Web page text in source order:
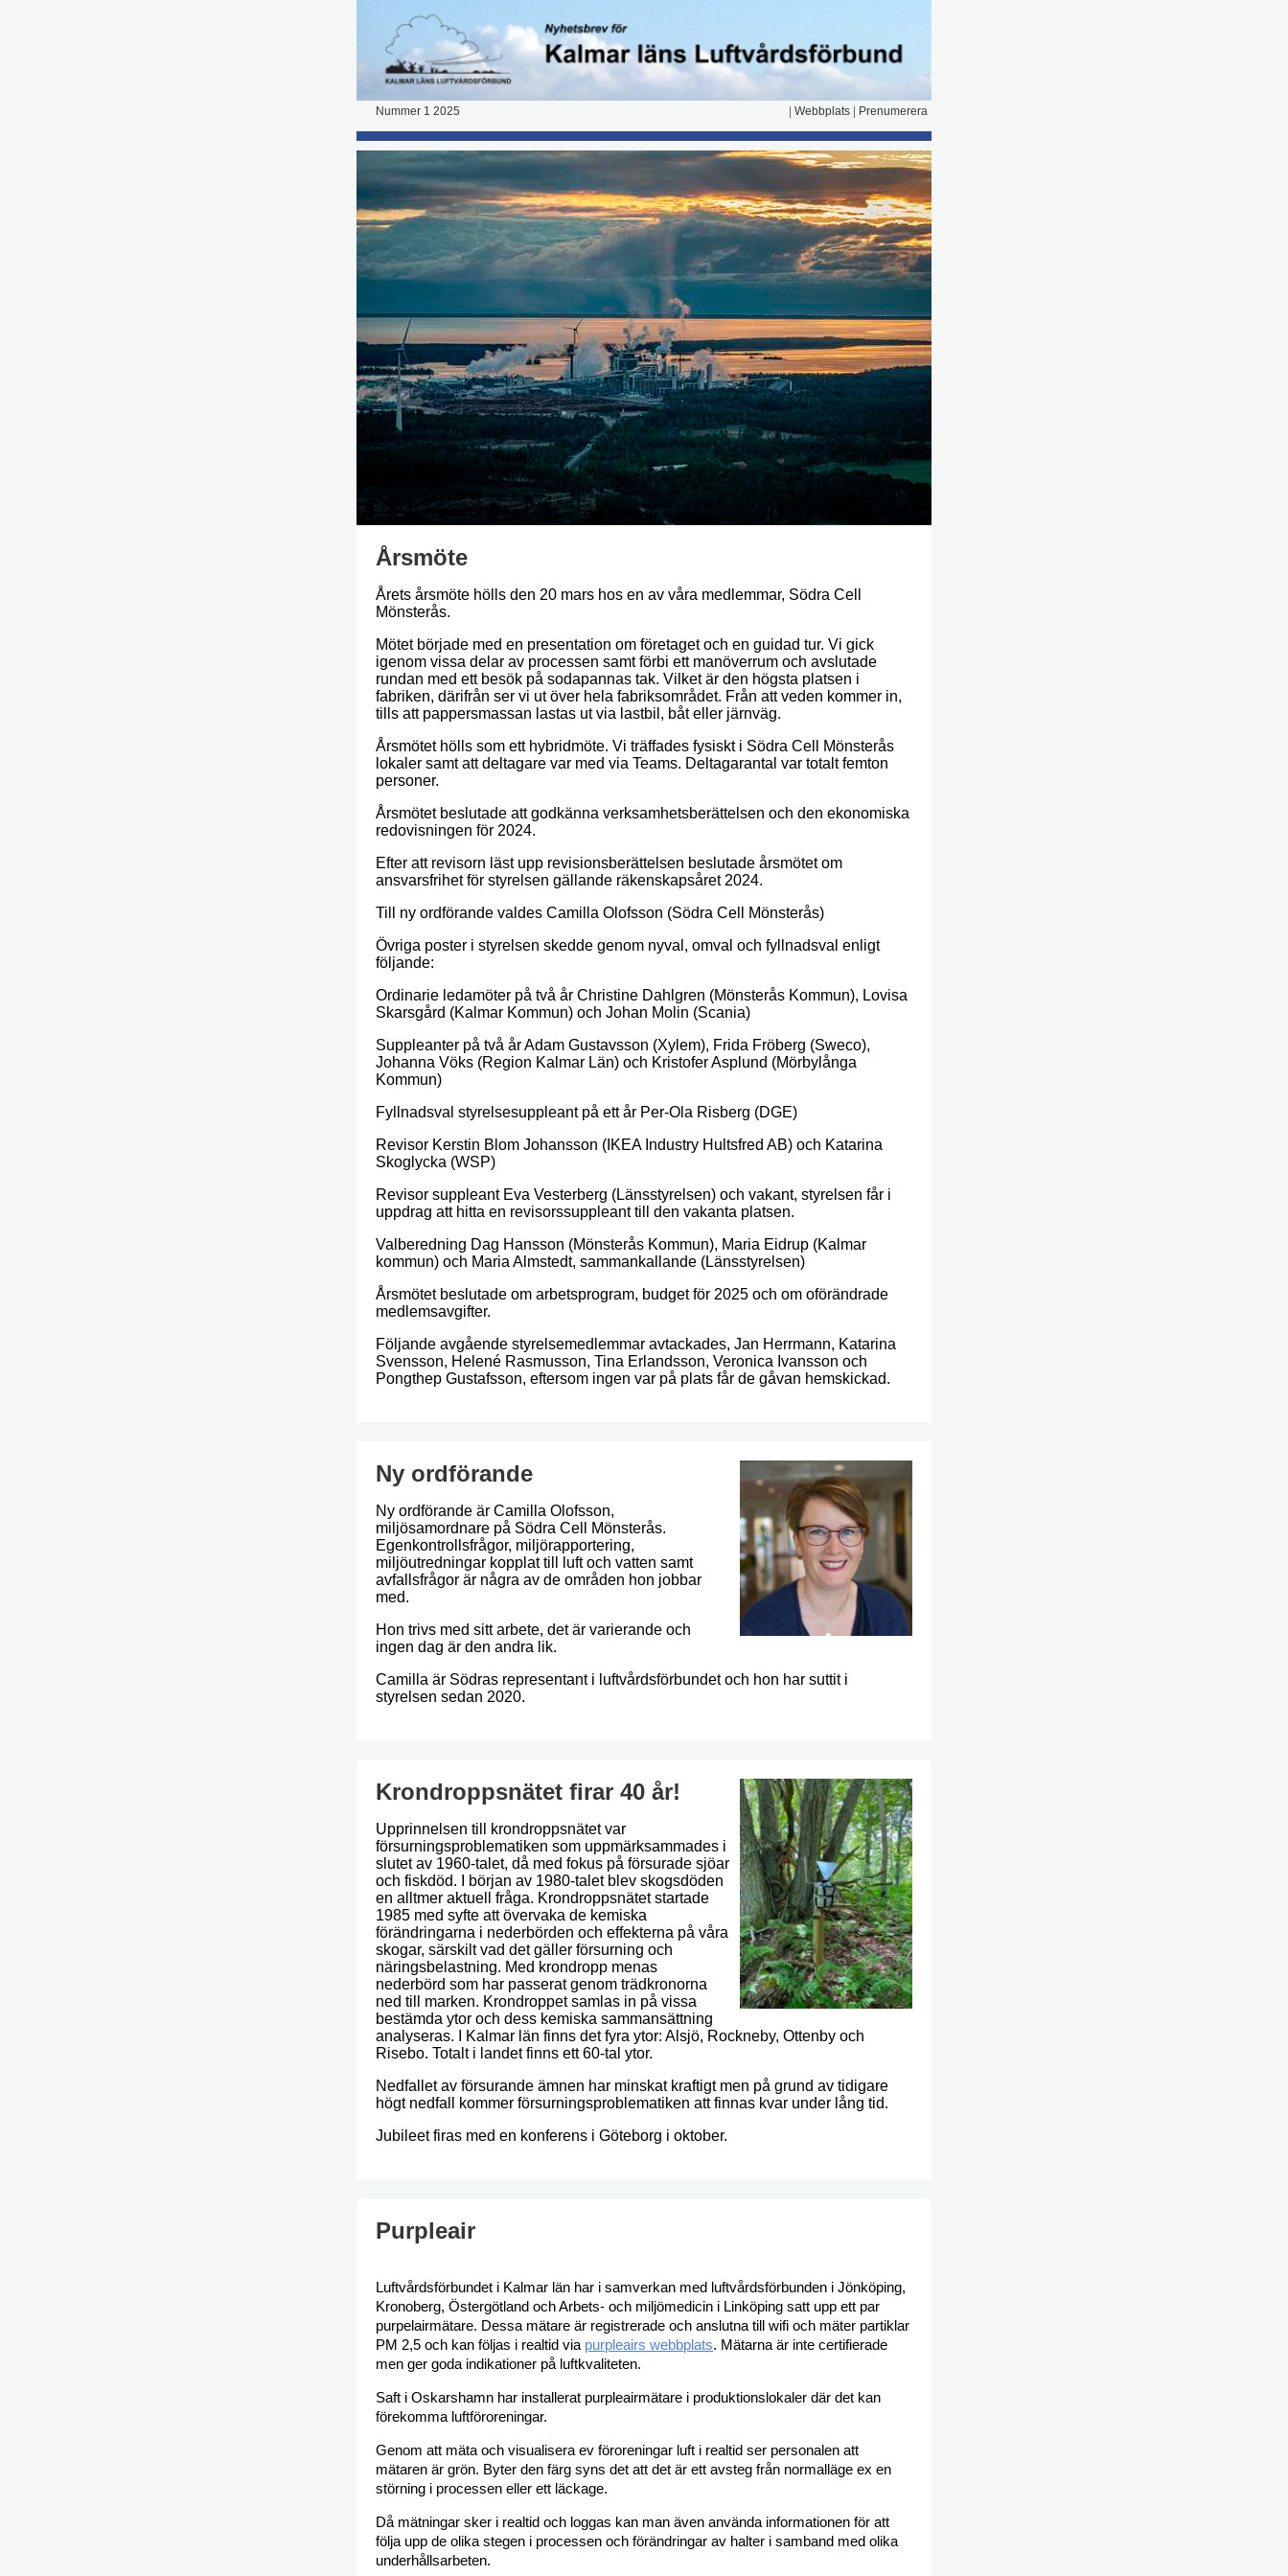
Nummer 1 2025 Webbplats Prenumerera
Årsmöte
Årets årsmöte hölls den 20 mars hos en av våra medlemmar, Södra Cell
Mönsterås.
Mötet började med en presentation om företaget och en guidad tur. Vi gick
igenom vissa delar av processen samt förbi ett manöverrum och avslutade
rundan med ett besök på sodapannas tak. Vilket är den högsta platsen i
fabriken, därifrån ser vi ut över hela fabriksområdet. Från att veden kommer in,
tills att pappersmassan lastas ut via lastbil, båt eller järnväg.
Årsmötet hölls som ett hybridmöte. Vi träffades fysiskt i Södra Cell Mönsterås
lokaler samt att deltagare var med via Teams. Deltagarantal var totalt femton
personer.
Årsmötet beslutade att godkänna verksamhetsberättelsen och den ekonomiska
redovisningen för 2024.
Efter att revisorn läst upp revisionsberättelsen beslutade årsmötet om
ansvarsfrihet för styrelsen gällande räkenskapsåret 2024.
Till ny ordförande valdes Camilla Olofsson (Södra Cell Mönsterås)
Övriga poster i styrelsen skedde genom nyval, omval och fyllnadsval enligt
följande:
Ordinarie ledamöter på två år Christine Dahlgren (Mönsterås Kommun), Lovisa
Skarsgård (Kalmar Kommun) och Johan Molin (Scania)
Suppleanter på två år Adam Gustavsson (Xylem), Frida Fröberg (Sweco),
Johanna Vöks (Region Kalmar Län) och Kristofer Asplund (Mörbylånga
Kommun)
Fyllnadsval styrelsesuppleant på ett år Per-Ola Risberg (DGE)
Revisor Kerstin Blom Johansson (IKEA Industry Hultsfred AB) och Katarina
Skoglycka (WSP)
Revisor suppleant Eva Vesterberg (Länsstyrelsen) och vakant, styrelsen får i
uppdrag att hitta en revisorssuppleant till den vakanta platsen.
Valberedning Dag Hansson (Mönsterås Kommun), Maria Eidrup (Kalmar
kommun) och Maria Almstedt, sammankallande (Länsstyrelsen)
Årsmötet beslutade om arbetsprogram, budget för 2025 och om oförändrade
medlemsavgifter.
Följande avgående styrelsemedlemmar avtackades, Jan Herrmann, Katarina
Svensson, Helené Rasmusson, Tina Erlandsson, Veronica Ivansson och
Pongthep Gustafsson, eftersom ingen var på plats får de gåvan hemskickad.
Ny ordförande
Ny ordförande är Camilla Olofsson,
miljösamordnare på Södra Cell Mönsterås.
Egenkontrollsfrågor, miljörapportering,
miljöutredningar kopplat till luft och vatten samt
avfallsfrågor är några av de områden hon jobbar
med.
Hon trivs med sitt arbete, det är varierande och
ingen dag är den andra lik.
Camilla är Södras representant i luftvårdsförbundet och hon har suttit i
styrelsen sedan 2020.
Krondroppsnätet firar 40 år!
Upprinnelsen till krondroppsnätet var
försurningsproblematiken som uppmärksammades i
slutet av 1960-talet, då med fokus på försurade sjöar
och fiskdöd. I början av 1980-talet blev skogsdöden
en alltmer aktuell fråga. Krondroppsnätet startade
1985 med syfte att övervaka de kemiska
förändringarna i nederbörden och effekterna på våra
skogar, särskilt vad det gäller försurning och
näringsbelastning. Med krondropp menas
nederbörd som har passerat genom trädkronorna
ned till marken. Krondroppet samlas in på vissa
bestämda ytor och dess kemiska sammansättning
analyseras. I Kalmar län finns det fyra ytor: Alsjö, Rockneby, Ottenby och
Risebo. Totalt i landet finns ett 60-tal ytor.
Nedfallet av försurande ämnen har minskat kraftigt men på grund av tidigare
högt nedfall kommer försurningsproblematiken att finnas kvar under lång tid.
Jubileet firas med en konferens i Göteborg i oktober.
Purpleair
Luftvårdsförbundet i Kalmar län har i samverkan med luftvårdsförbunden i Jönköping,
Kronoberg, Östergötland och Arbets- och miljömedicin i Linköping satt upp ett par
purpelairmätare. Dessa mätare är registrerade och anslutna till wifi och mäter partiklar
PM 2,5 och kan följas i realtid via purpleairs webbplats. Mätarna är inte certifierade
men ger goda indikationer på luftkvaliteten.
Saft i Oskarshamn har installerat purpleairmätare i produktionslokaler där det kan
förekomma luftföroreningar.
Genom att mäta och visualisera ev föroreningar luft i realtid ser personalen att
mätaren är grön. Byter den färg syns det att det är ett avsteg från normalläge ex en
störning i processen eller ett läckage.
Då mätningar sker i realtid och loggas kan man även använda informationen för att
följa upp de olika stegen i processen och förändringar av halter i samband med olika
underhållsarbeten.